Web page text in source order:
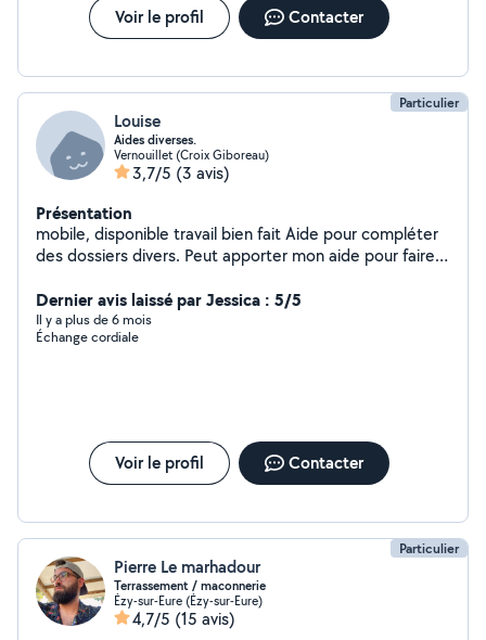
Voir le profil Contacter
Particulier
Louise
Aides diverses.
Vernouillet (Croix Giboreau)
3,7/5 (3 avis)
Présentation
mobile, disponible travail bien fait Aide pour compléter
des dossiers divers. Peut apporter mon aide pour faire
Dernier avis laissé par Jessica : 5/5
Il y a plus de 6 mois
Échange cordiale
Voir le profil Contacter
Particulier
Pierre Le marhadour
Terrassement / maconnerie
Ézy-sur-Eure (Ézy-sur-Eure)
4,7/5 (15 avis)